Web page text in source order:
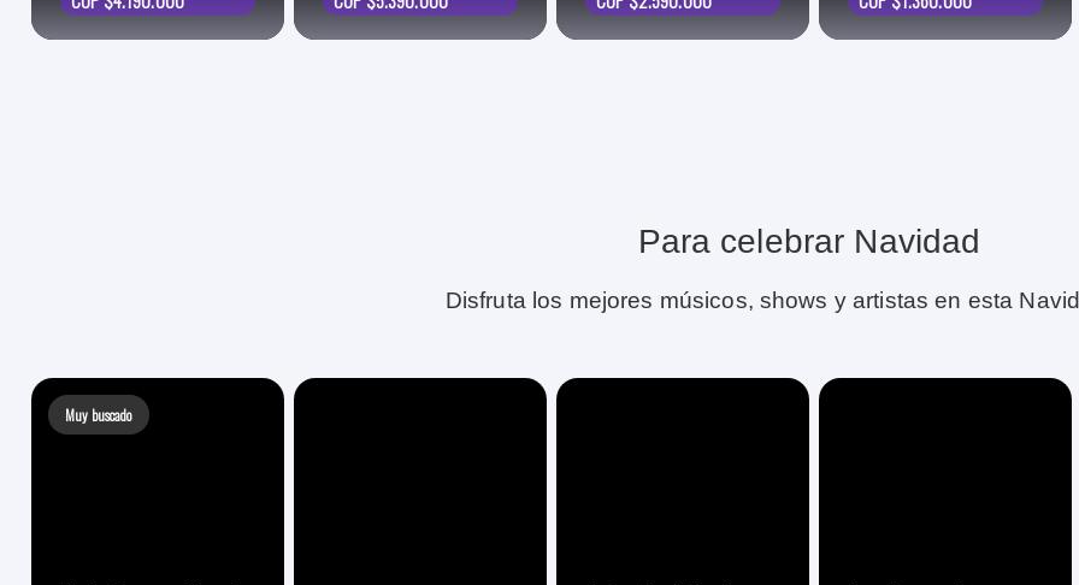
Para celebrar Navidad
Disfruta los mejores músicos, shows y artistas en esta
Muy buscado